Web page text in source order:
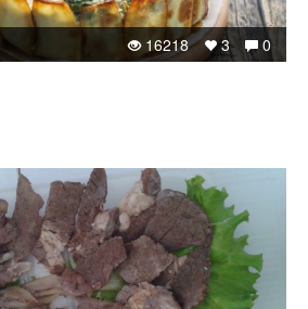
0
3
16218